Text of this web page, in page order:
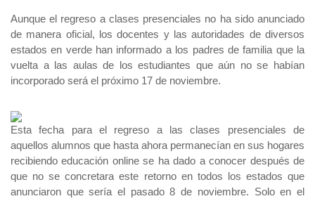
Aunque el regreso a clases presenciales no ha sido anunciado
de manera oficial, los docentes y las autoridades de diversos
estados en verde han informado a los padres de familia que la
vuelta a las aulas de los estudiantes que aún no se habían
incorporado será el próximo 17 de noviembre.
Esta fecha para el regreso a las clases presenciales de
aquellos alumnos que hasta ahora permanecían en sus hogares
recibiendo educación online se ha dado a conocer después de
que no se concretara este retorno en todos los estados que
anunciaron que sería el pasado 8 de noviembre. Solo en el